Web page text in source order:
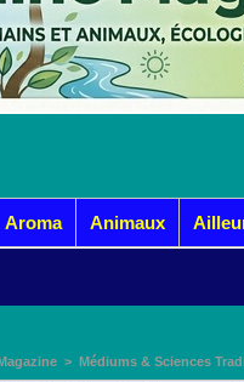
Aroma Animaux
LE
> Médiums & Sciences